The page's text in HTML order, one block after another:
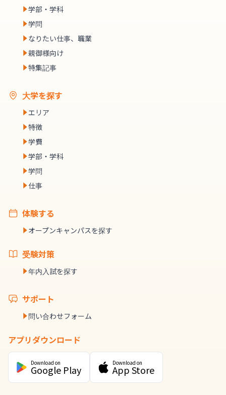
学部・学科
学問
なりたい仕事、職業
親御様向け
特集記事
大学を探す
エリア
特徴
学費
学部・学科
学問
仕事
体験する
オープンキャンパスを探す
受験対策
年内入試を探す
サポート
問い合わせフォーム
アプリダウンロード
Download on
Google Play
Download on
App Store